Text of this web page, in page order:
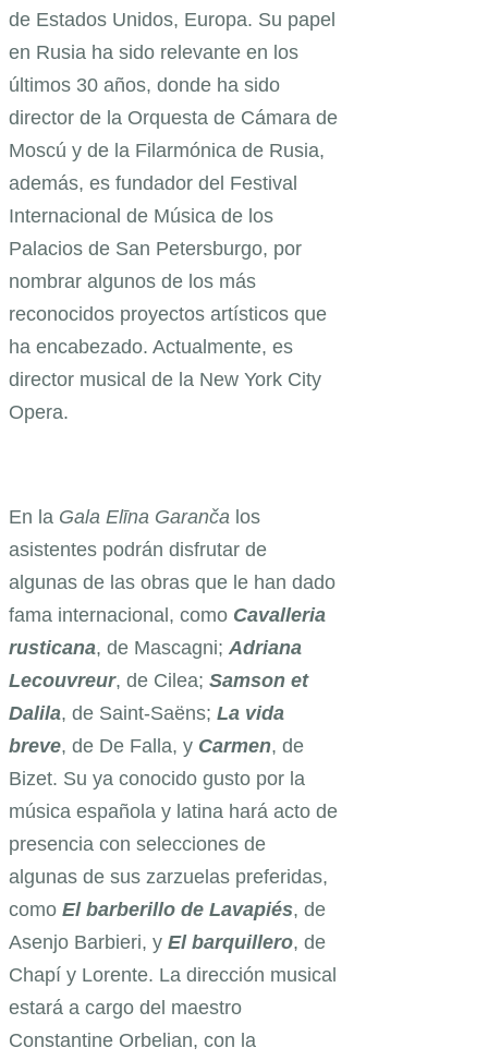
de Estados Unidos, Europa. Su papel
en Rusia ha sido relevante en los
últimos 30 años, donde ha sido
director de la Orquesta de Cámara de
Moscú y de la Filarmónica de Rusia,
además, es fundador del Festival
Internacional de Música de los
Palacios de San Petersburgo, por
nombrar algunos de los más
reconocidos proyectos artísticos que
ha encabezado. Actualmente, es
director musical de la New York City
Opera.
En la Gala Elīna Garanča los
asistentes podrán disfrutar de
algunas de las obras que le han dado
fama internacional, como Cavalleria
rusticana, de Mascagni; Adriana
Lecouvreur, de Cilea; Samson et
Dalila, de Saint-Saëns; La vida
breve, de De Falla, y Carmen, de
Bizet. Su ya conocido gusto por la
música española y latina hará acto de
presencia con selecciones de
algunas de sus zarzuelas preferidas,
como El barberillo de Lavapiés, de
Asenjo Barbieri, y El barquillero, de
Chapí y Lorente. La dirección musical
estará a cargo del maestro
Constantine Orbelian, con la